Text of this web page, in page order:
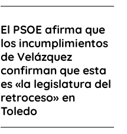
El PSOE afirma que
los incumplimientos
de Velázquez
confirman que esta
es «la legislatura del
retroceso» en
Toledo